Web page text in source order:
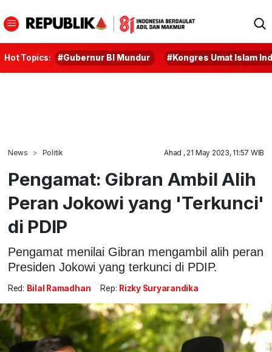
Hot Topics: #Gubernur BI Mundur #Kongres Umat Islam
News Politik Ahad , 21 May 2023, 11:57 WIB
Pengamat: Gibran Ambil Alih
Peran Jokowi yang 'Terkunci'
di PDIP
Pengamat menilai Gibran mengambil alih peran
Presiden Jokowi yang terkunci di PDIP.
Red: Bilal Ramadhan Rep: Rizky Suryarandika